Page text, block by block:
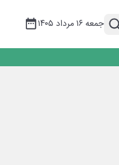
جمعه ۱۶ مرداد ۱۴۰۵